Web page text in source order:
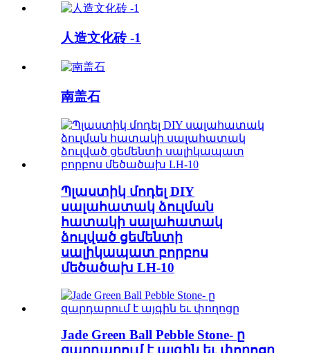
人造文化砖 -1
南盖石
Պլաստիկ մոդել DIY
սալահատակ ձուլման
հատակի սալահատակ
ձուլված ցեմենտի
սալիկապատ բորբոս
մեծածախ LH-10
Jade Green Ball Pebble Stone- ը